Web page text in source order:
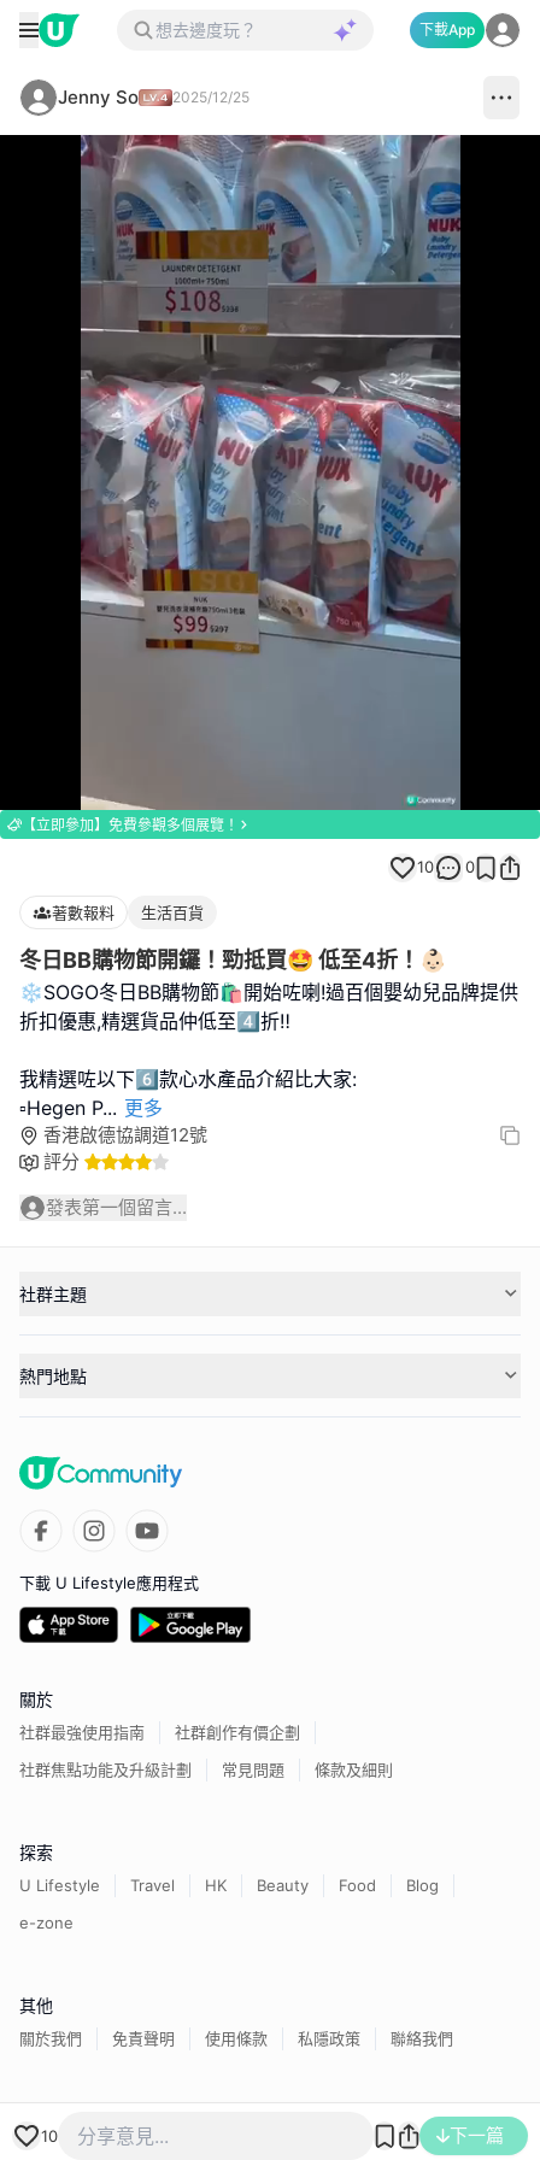
下載App
Jenny So 2025/12/25
100.00%
【立即參加】免費參觀多個展覽！
10 0
著數報料 生活百貨
冬日BB購物節開鑼！勁抵買🤩 低至4折！👶🏻
❄️SOGO冬日BB購物節🛍️開始咗喇!過百個嬰幼兒品牌提供
折扣優惠,精選貨品仲低至4️⃣折‼️
我精選咗以下6️⃣款心水產品介紹比大家:
▫️Hegen P... 更多
香港啟德協調道12號
評分
發表第一個留言...
10 下一篇
社群主題
熱門地點
下載 U Lifestyle應用程式
關於
社群最強使用指南
社群創作有價企劃
社群焦點功能及升級計劃
常見問題 條款及細則
探索
U Lifestyle Travel HK Beauty Food
Blog
e-zone
其他
關於我們 免責聲明 使用條款 私隱政策 聯絡我們
香港經濟日報版權所有©